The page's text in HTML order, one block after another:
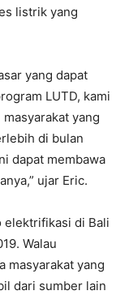
listrik yang
yang dapat
LUTD, kami
yang
di bulan
dapat membawa
ujar Eric.
elektrifikasi di Bali
Walau
masyarakat yang
dari sumber lain